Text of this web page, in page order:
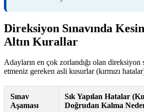
Direksiyon Sınavında
Altın Kurallar
Adayların en çok zorlandığı olan direksiyon
etmeniz gereken asli kusurlar (kırmızı
Sınav
Aşaması
Sık Yapılan Hatalar
Doğrudan Kalma